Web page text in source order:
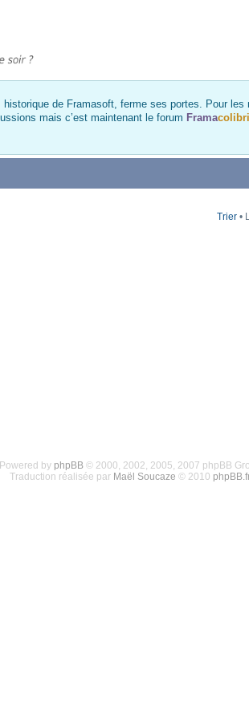
historique de Framasoft, ferme ses portes. Pour
mais c’est maintenant le forum Framacolibri
Trier •
Powered by phpBB© 2000, 2002, 2005, 2007 phpBB
Traduction réalisée par Maël Soucaze © 2010